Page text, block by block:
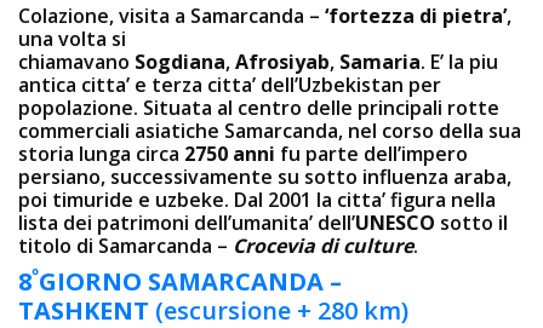
Colazione, visita a Samarcanda – ‘fortezza di pietra’,
una volta si
chiamavano Sogdiana,Afrosiyab, Samaria. E’ la piu
antica citta’ e terza citta’ dell’Uzbekistan per
popolazione. Situata al centro delle principali rotte
commerciali asiatiche Samarcanda, nel corso della sua
storia lunga circa 2750 anni fu parte dell’impero
persiano, successivamente su sotto influenza araba,
poi timuride e uzbeke. Dal 2001 la citta’ figura nella
lista dei patrimoni dell’umanita’ dell’UNESCO sotto il
titolo di Samarcanda – Crocevia di culture.
8ºGIORNO SAMARCANDA –
TASHKENT (escursione + 280 km)